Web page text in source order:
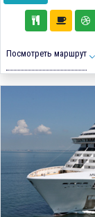
Посмотреть маршрут